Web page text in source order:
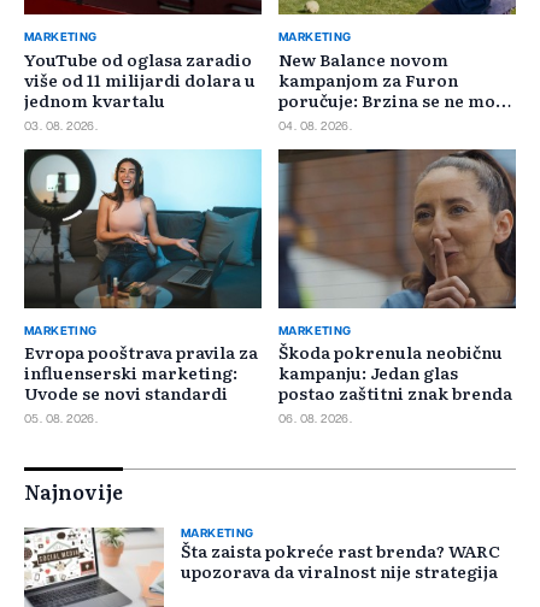
MARKETING
YouTube od oglasa zaradio
više od 11 milijardi dolara u
jednom kvartalu
03. 08. 2026.
MARKETING
New Balance novom
kampanjom za Furon
poručuje: Brzina se ne može
požuriti
04. 08. 2026.
MARKETING
Evropa pooštrava pravila za
influenserski marketing:
Uvode se novi standardi
05. 08. 2026.
MARKETING
Škoda pokrenula neobičnu
kampanju: Jedan glas
postao zaštitni znak brenda
06. 08. 2026.
Najnovije
MARKETING
Šta zaista pokreće rast brenda? WARC
upozorava da viralnost nije strategija